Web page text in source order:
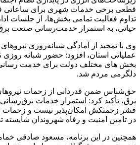
قطعی برخی خدمات شهری برای ساعاتی
تداوم فعالیت تمامی بخش‌ها، از جلسات
حیاتی، به استمرار خدمت‌رسانی صنعت
‌وی با تمجید از آمادگی شبانه‌روزی
عملیاتی استان، افزود: حضور شبانه روزی
بخش های مختلف دولت برای خدمت رسانی
دلگرمی مردم شد.
‌حق‌شناس ضمن قدردانی از زحمات
برق، تأکید کرد: استمرار خدمات برق‌رسانی
قشر زحمتکش امکان‌پذیر نیست و زحمات
در تامین امنیت و رفاه شهروندان شایسته
‌همچنین در این برنامه، مسعود صادقی